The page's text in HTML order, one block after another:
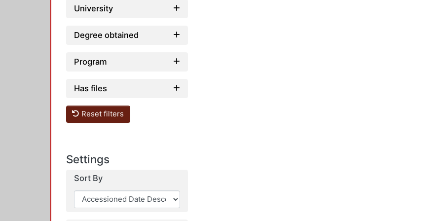
University
Degree obtained
Program
Has files
Reset filters
Settings
Sort By